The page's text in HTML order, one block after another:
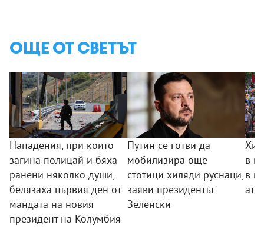
ОЩЕ ОТ СВЕТЪТ
Нападения, при които
загина полицай и бяха
ранени няколко души,
белязаха първия ден от
мандата на новия
президент на Колумбия
Путин се готви да
мобилизира още
стотици хиляди руснаци,
заяви президентът
Зеленски
в
в